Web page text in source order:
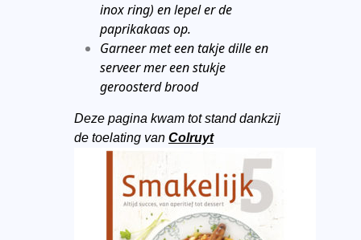
inox ring) en lepel er de
paprikakaas op.
Garneer met een takje dille en
serveer mer een stukje
geroosterd brood
Deze pagina kwam tot stand dankzij
de toelating van Colruyt